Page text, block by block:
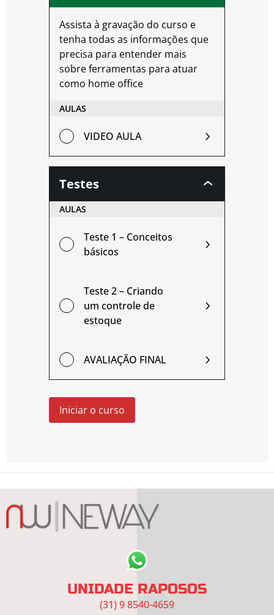
Assista à gravação do curso e
tenha todas as informações que
precisa para entender mais
sobre ferramentas para atuar
como home office
AULAS
VIDEO AULA
Testes
AULAS
Teste 1 – Conceitos
básicos
Teste 2 – Criando
um controle de
estoque
AVALIAÇÃO FINAL
Iniciar o curso
UNIDADE RAPOSOS
(31) 9 8540-4659